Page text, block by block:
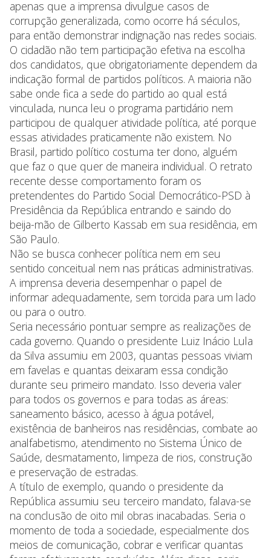
apenas que a imprensa divulgue casos de
corrupção generalizada, como ocorre há séculos,
para então demonstrar indignação nas redes sociais.
O cidadão não tem participação efetiva na escolha
dos candidatos, que obrigatoriamente dependem da
indicação formal de partidos políticos. A maioria não
sabe onde fica a sede do partido ao qual está
vinculada, nunca leu o programa partidário nem
participou de qualquer atividade política, até porque
essas atividades praticamente não existem. No
Brasil, partido político costuma ter dono, alguém
que faz o que quer de maneira individual. O retrato
recente desse comportamento foram os
pretendentes do Partido Social Democrático-PSD à
Presidência da República entrando e saindo do
beija-mão de Gilberto Kassab em sua residência, em
São Paulo.
Não se busca conhecer política nem em seu
sentido conceitual nem nas práticas administrativas.
A imprensa deveria desempenhar o papel de
informar adequadamente, sem torcida para um lado
ou para o outro.
Seria necessário pontuar sempre as realizações de
cada governo. Quando o presidente Luiz Inácio Lula
da Silva assumiu em 2003, quantas pessoas viviam
em favelas e quantas deixaram essa condição
durante seu primeiro mandato. Isso deveria valer
para todos os governos e para todas as áreas:
saneamento básico, acesso à água potável,
existência de banheiros nas residências, combate ao
analfabetismo, atendimento no Sistema Único de
Saúde, desmatamento, limpeza de rios, construção
e preservação de estradas.
A título de exemplo, quando o presidente da
República assumiu seu terceiro mandato, falava-se
na conclusão de oito mil obras inacabadas. Seria o
momento de toda a sociedade, especialmente dos
meios de comunicação, cobrar e verificar quantas